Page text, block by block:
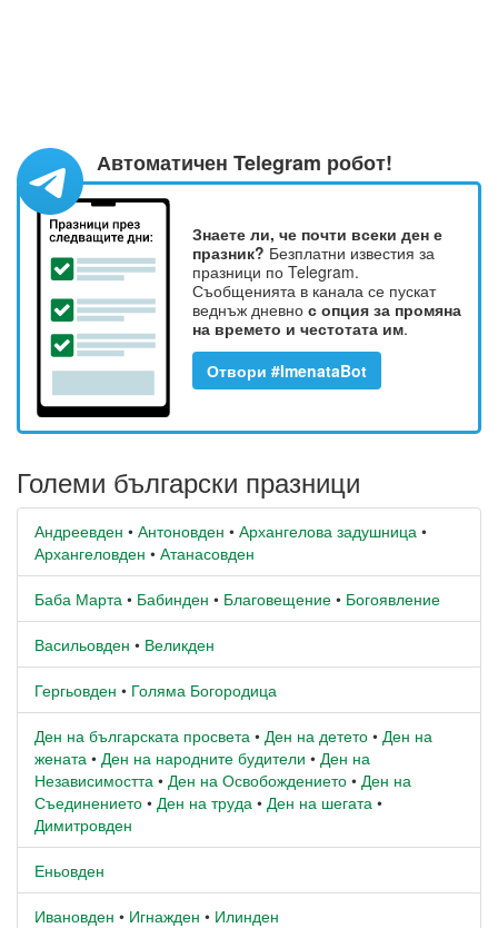
Автоматичен Telegram робот!
Знаете ли, че почти всеки ден е
празник? Безплатни известия за
празници по Telegram.
Съобщенията в канала се пускат
веднъж дневно с опция за промяна
на времето и честотата им.
Отвори #ImenataBot
Големи български празници
Андреевден • Антоновден • Архангелова задушница •
Архангеловден • Атанасовден
Баба Марта • Бабинден • Благовещение • Богоявление
Васильовден • Великден
Гергьовден • Голяма Богородица
Ден на българската просвета • Ден на детето • Ден на
жената • Ден на народните будители • Ден на
Независимостта • Ден на Освобождението • Ден на
Съединението • Ден на труда • Ден на шегата •
Димитровден
Еньовден
Ивановден • Игнажден • Илинден